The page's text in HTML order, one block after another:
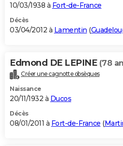
10/03/1938 à Fort-de-France
Décès
03/04/2012 à Lamentin (
Edmond DE LEPINE (78
Créer une cagnotte obsèques
Naissance
20/11/1932 à Ducos
Décès
08/01/2011 à Fort-de-France (